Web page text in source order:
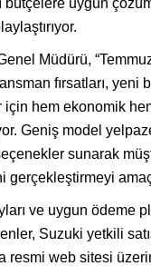
Müdürü,
fırsatları, yeni
için hem ekonomik
Geniş model
sunarak
gerçekleştirmeyi
ve uygun ödeme
Suzuki yetkili
resmi web sitesi